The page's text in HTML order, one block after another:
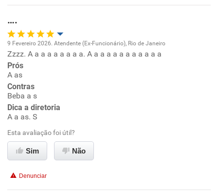
….
Oportunidade de promoção
Ambiente de trabalho
Conciliação com a vida familiar
Não recomenda esta empresa
9 Fevereiro 2026. Atendente (Ex-Funcionário), Rio de Janeiro
Zzzz. A a a a a a a a a. A a a a a a a a a a a a
Prós
A as
Contras
Beba a s
Dica a diretoria
A a as. S
Esta avaliação foi útil?
Sim Não
Denunciar